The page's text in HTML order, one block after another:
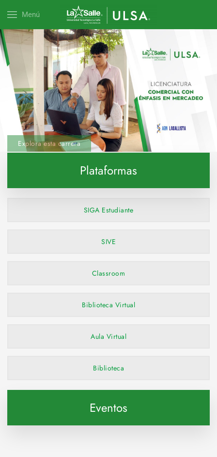
Menú
Explora esta carrera
Plataformas
SIGA Estudiante
SIVE
Classroom
Biblioteca Virtual
Aula Virtual
Biblioteca
Eventos